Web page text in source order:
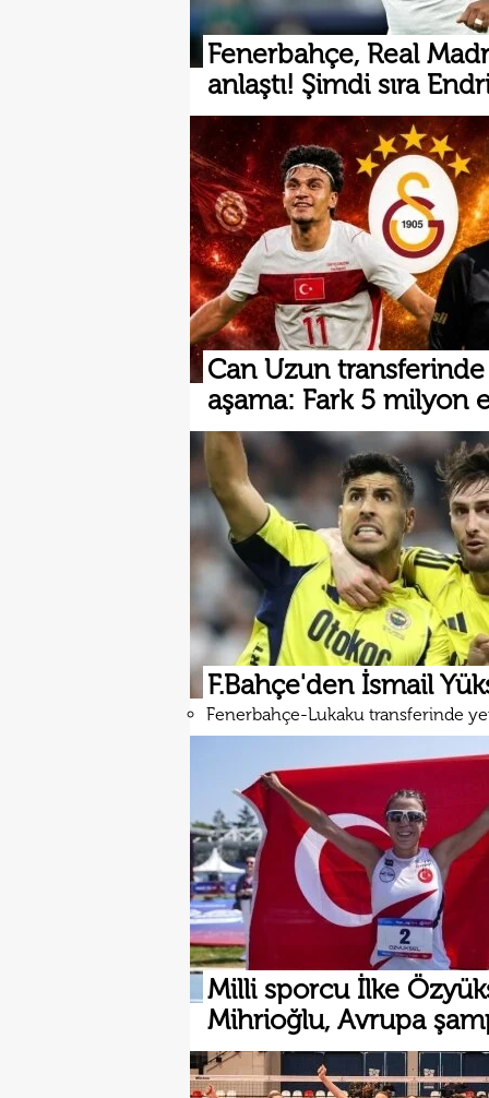
Fenerbahçe, Real
anlaştı! Şimdi sıra
Can Uzun
aşama: Fark 5 milyon
F.Bahçe'den İsmail
Fenerbahçe-Lukaku transferinde
Milli sporcu İlke
Mihrioğlu, Avrupa